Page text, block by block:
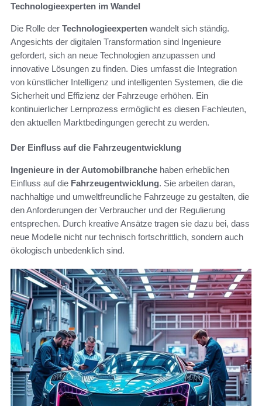
Technologieexperten im Wandel
Die Rolle der Technologieexperten wandelt sich ständig.
Angesichts der digitalen Transformation sind Ingenieure
gefordert, sich an neue Technologien anzupassen und
innovative Lösungen zu finden. Dies umfasst die Integration
von künstlicher Intelligenz und intelligenten Systemen, die die
Sicherheit und Effizienz der Fahrzeuge erhöhen. Ein
kontinuierlicher Lernprozess ermöglicht es diesen Fachleuten,
den aktuellen Marktbedingungen gerecht zu werden.
Der Einfluss auf die Fahrzeugentwicklung
Ingenieure in der Automobilbranche haben erheblichen
Einfluss auf die Fahrzeugentwicklung. Sie arbeiten daran,
nachhaltige und umweltfreundliche Fahrzeuge zu gestalten, die
den Anforderungen der Verbraucher und der Regulierung
entsprechen. Durch kreative Ansätze tragen sie dazu bei, dass
neue Modelle nicht nur technisch fortschrittlich, sondern auch
ökologisch unbedenklich sind.